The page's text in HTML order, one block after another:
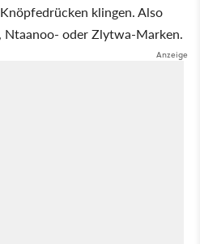
klingen. Also
Ntaanoo- oder Zlytwa-Marken.